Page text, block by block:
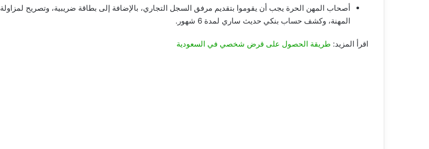
أصحاب المهن الحرة يجب أن يقوموا بتقديم مرفق السجل التجاري، بالإضافة إلى بطاقة ضريبية، وتصريح لمزاولة
المهنة، وكشف حساب بنكي حديث ساري لمدة 6 شهور.
اقرأ المزيد: طريقة الحصول على قرض شخصي في السعودية